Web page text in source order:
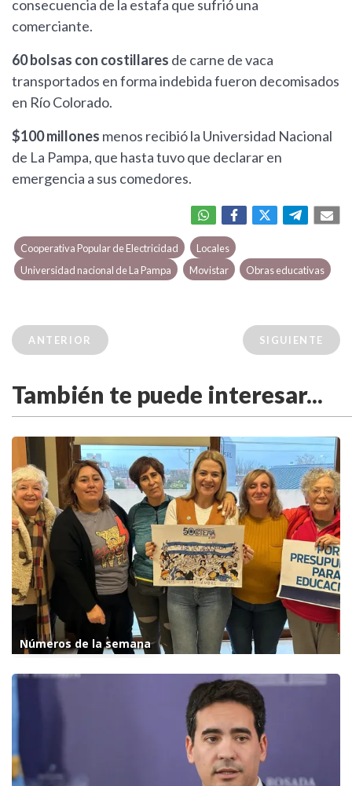
consecuencia de la estafa que sufrió una
comerciante.
60 bolsas con costillares de carne de vaca
transportados en forma indebida fueron decomisados
en Río Colorado.
$100 millones menos recibió la Universidad Nacional
de La Pampa, que hasta tuvo que declarar en
emergencia a sus comedores.
Cooperativa Popular de Electricidad
Locales
Universidad nacional de La Pampa
Movistar Obras educativas
ANTERIOR SIGUIENTE
También te puede interesar...
Números de la semana